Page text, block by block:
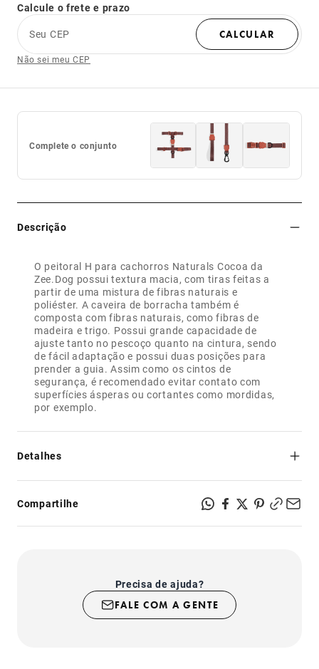
Calcule o frete e prazo
Seu CEP
CALCULAR
Não sei meu CEP
Complete o conjunto
Descrição
O peitoral H para cachorros Naturals Cocoa da
Zee.Dog possui textura macia, com tiras feitas a
partir de uma mistura de fibras naturais e
poliéster. A caveira de borracha também é
composta com fibras naturais, como fibras de
madeira e trigo. Possui grande capacidade de
ajuste tanto no pescoço quanto na cintura, sendo
de fácil adaptação e possui duas posições para
prender a guia. Assim como os cintos de
segurança, é recomendado evitar contato com
superfícies ásperas ou cortantes como mordidas,
Detalhes
material dos cintos de segurança;
- Regulável no pescoço e na cintura;
- Possui dois pontos para prender a guia: na altura do
Compartilhe
Precisa de ajuda?
FALE COM A GENTE